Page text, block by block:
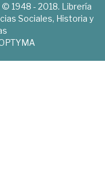
1948 - 2018. Librería
Sociales, Historia y